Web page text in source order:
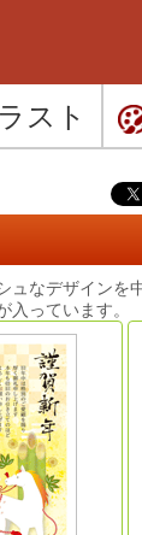
スト
ュなデザインを
入っています